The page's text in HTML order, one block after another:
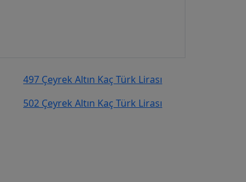
497 Çeyrek Altın Kaç Türk Lirası
502 Çeyrek Altın Kaç Türk Lirası